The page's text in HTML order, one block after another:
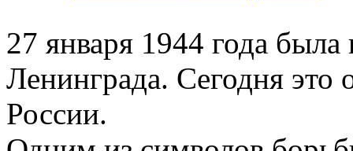
27 января 1944 года
Ленинграда. Сегодня это
России.